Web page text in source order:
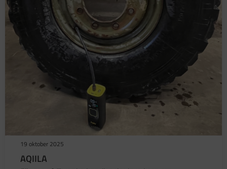
19 oktober 2025
AQIILA